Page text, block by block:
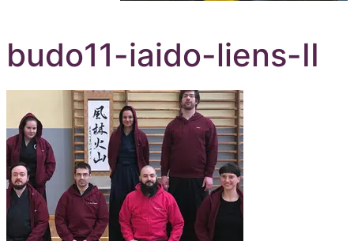
budo11-iaido-liens-II